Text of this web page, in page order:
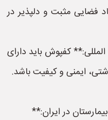
فضایی مثبت و دلپذیر در
کفپوش باید دارای
ایمنی و کیفیت باشد.
در ایران:**